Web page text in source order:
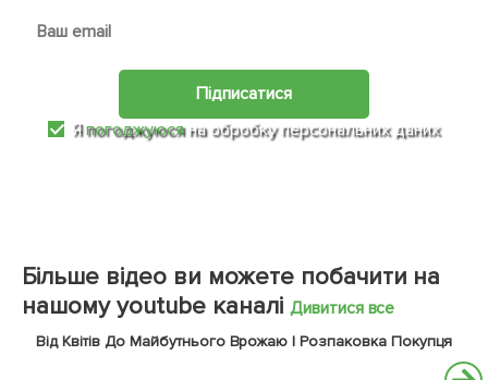
Підписатися
Япогоджуюся на обробку персональних даних
Більше відео ви можете побачити на
нашому youtube каналі Дивитися все
Від Квітів До Майбутнього Врожаю | Розпаковка Покупця